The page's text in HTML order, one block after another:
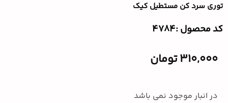
توری سرد کن مستطیل کیک
کد محصول :‌4784
310,000تومان
در انبار موجود نمی باشد